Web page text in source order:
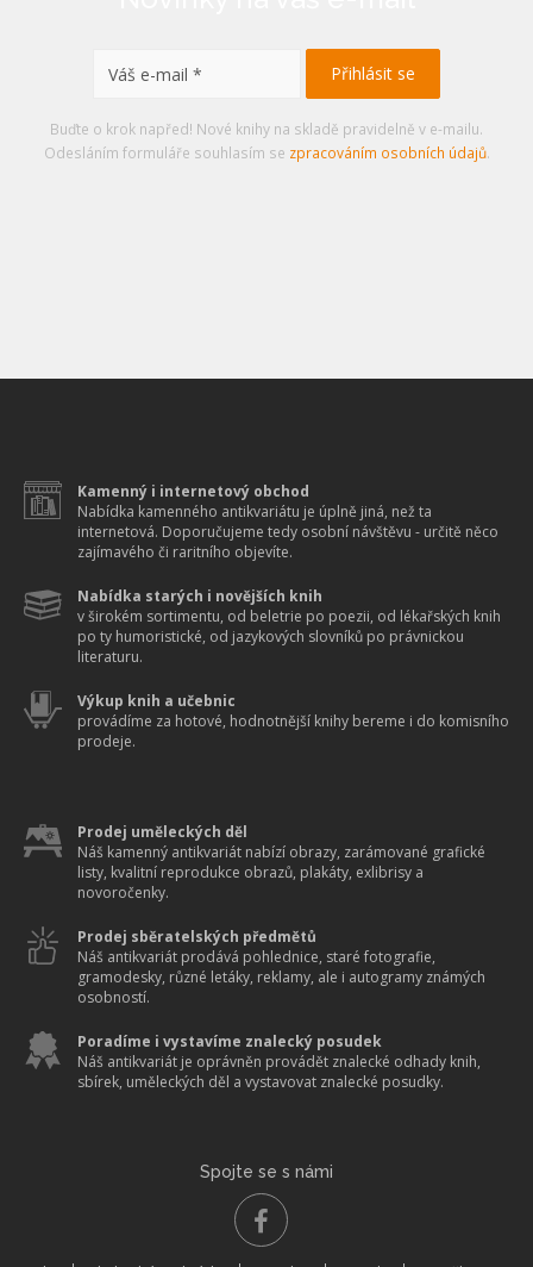
Buďte o krok napřed! Nové knihy na skladě pravidelně v e-mailu.
Odesláním formuláře souhlasím se zpracováním osobních údajů.
Kamenný i internetový obchod
Nabídka kamenného antikvariátu je úplně jiná, než ta
internetová. Doporučujeme tedy osobní návštěvu - určitě něco
zajímavého či raritního objevíte.
Nabídka starých i novějších knih
v širokém sortimentu, od beletrie po poezii, od lékařských knih
po ty humoristické, od jazykových slovníků po právnickou
literaturu.
Výkup knih a učebnic
provádíme za hotové, hodnotnější knihy bereme i do komisního
prodeje.
Prodej uměleckých děl
Náš kamenný antikvariát nabízí obrazy, zarámované grafické
listy, kvalitní reprodukce obrazů, plakáty, exlibrisy a
novoročenky.
Prodej sběratelských předmětů
Náš antikvariát prodává pohlednice, staré fotografie,
gramodesky, různé letáky, reklamy, ale i autogramy známých
osobností.
Poradíme i vystavíme znalecký posudek
Náš antikvariát je oprávněn provádět znalecké odhady knih,
sbírek, uměleckých děl a vystavovat znalecké posudky.
Spojte se s námi